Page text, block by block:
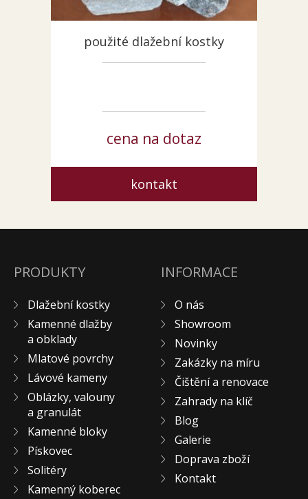
použité dlažební kostky
cena na dotaz
kontakt
PRODUKTY
Dlažební kostky
Kamenné dlažby
a obklady
Mlatové povrchy
Lávové kameny
Oblázky, valouny
a granulát
Kamenné bloky
Pískovec
Solitéry
Kamenný koberec
INFORMACE
O nás
Showroom
Novinky
Zakázky na míru
Čištění a renovace
Zahrady na klíč
Blog
Galerie
Doprava zboží
Kontakt